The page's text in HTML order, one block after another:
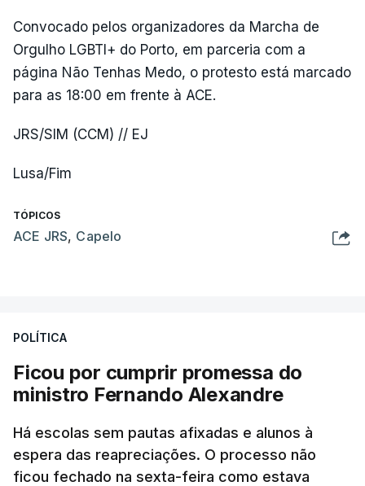
Convocado pelos organizadores da Marcha de
Orgulho LGBTI+ do Porto, em parceria com a
página Não Tenhas Medo, o protesto está marcado
para as 18:00 em frente à ACE.
JRS/SIM (CCM) // EJ
Lusa/Fim
TÓPICOS
ACE JRS, Capelo
POLÍTICA
Ficou por cumprir promessa do
ministro Fernando Alexandre
Há escolas sem pautas afixadas e alunos à
espera das reapreciações. O processo não
ficou fechado na sexta-feira como estava